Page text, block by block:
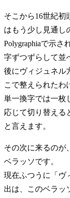
そこから16世紀初
はもう少し見通し
Polygraphiaで示さ
字ずつずらして並
後にヴィジュネル
こで整えられたわ
単一換字では一枚
応じて切り替える
と言えます。
その次に来るのが
ベラッソです。
現在ふつうに「ヴ
出は、このベラッ